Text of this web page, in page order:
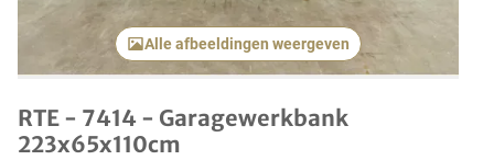
Alle afbeeldingen weergeven
RTE - 7414 - Garagewerkbank
223x65x110cm